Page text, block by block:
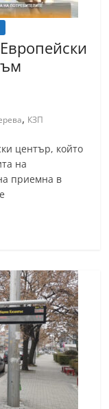
, КЗП
център, който
на
приемна в